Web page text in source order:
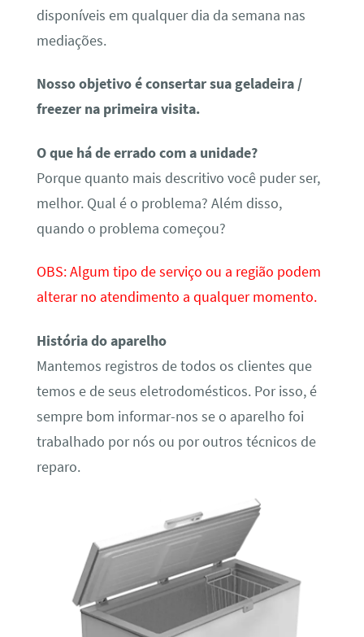
disponíveis em qualquer dia da semana nas
mediações.
Nosso objetivo é consertar sua geladeira /
freezer na primeira visita.
O que há de errado com a unidade?
Porque quanto mais descritivo você puder ser,
melhor. Qual é o problema? Além disso,
quando o problema começou?
OBS: Algum tipo de serviço ou a região podem
alterar no atendimento a qualquer momento.
História do aparelho
Mantemos registros de todos os clientes que
temos e de seus eletrodomésticos. Por isso, é
sempre bom informar-nos se o aparelho foi
trabalhado por nós ou por outros técnicos de
reparo.